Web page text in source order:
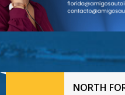
NORTH